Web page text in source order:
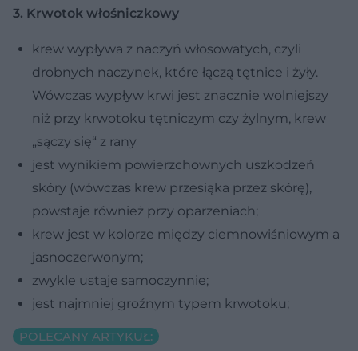
3. Krwotok włośniczkowy
krew wypływa z naczyń włosowatych, czyli
drobnych naczynek, które łączą tętnice i żyły.
Wówczas wypływ krwi jest znacznie wolniejszy
niż przy krwotoku tętniczym czy żylnym, krew
„sączy się“ z rany
jest wynikiem powierzchownych uszkodzeń
skóry (wówczas krew przesiąka przez skórę),
powstaje również przy oparzeniach;
krew jest w kolorze między ciemnowiśniowym a
jasnoczerwonym;
zwykle ustaje samoczynnie;
jest najmniej groźnym typem krwotoku;
POLECANY ARTYKUŁ: